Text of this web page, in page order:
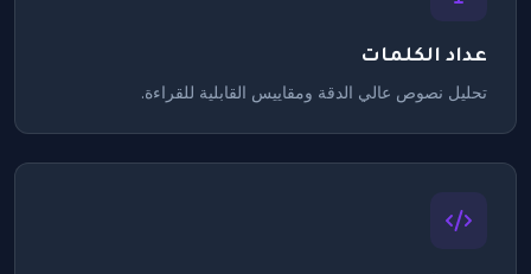
عداد الكلمات
تحليل نصوص عالي الدقة ومقاييس القابلية للقراءة.